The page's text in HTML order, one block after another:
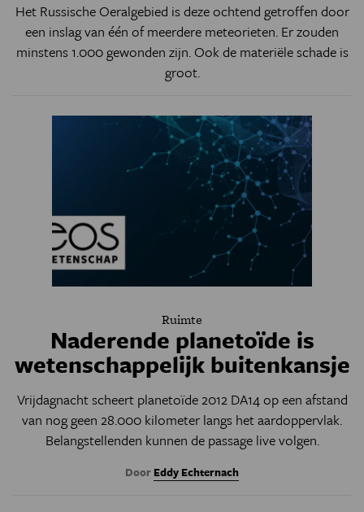
Het Russische Oeralgebied is deze ochtend getroffen door
een inslag van één of meerdere meteorieten. Er zouden
minstens 1.000 gewonden zijn. Ook de materiële schade is
groot.
Ruimte
Naderende planetoïde is
wetenschappelijk buitenkansje
Vrijdagnacht scheert planetoïde 2012 DA14 op een afstand
van nog geen 28.000 kilometer langs het aardoppervlak.
Belangstellenden kunnen de passage live volgen.
Door Eddy Echternach